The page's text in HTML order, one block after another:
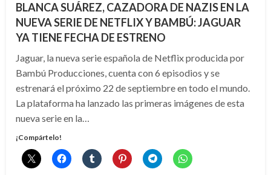
BLANCA SUÁREZ, CAZADORA DE NAZIS EN LA
NUEVA SERIE DE NETFLIX Y BAMBÚ: JAGUAR
YA TIENE FECHA DE ESTRENO
Jaguar, la nueva serie española de Netflix producida por
Bambú Producciones, cuenta con 6 episodios y se
estrenará el próximo 22 de septiembre en todo el mundo.
La plataforma ha lanzado las primeras imágenes de esta
nueva serie en la…
¡Compártelo!